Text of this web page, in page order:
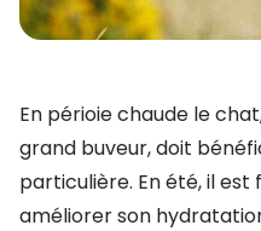
En périoie chaude le
grand buveur, doit
particulière. En été, il
améliorer son